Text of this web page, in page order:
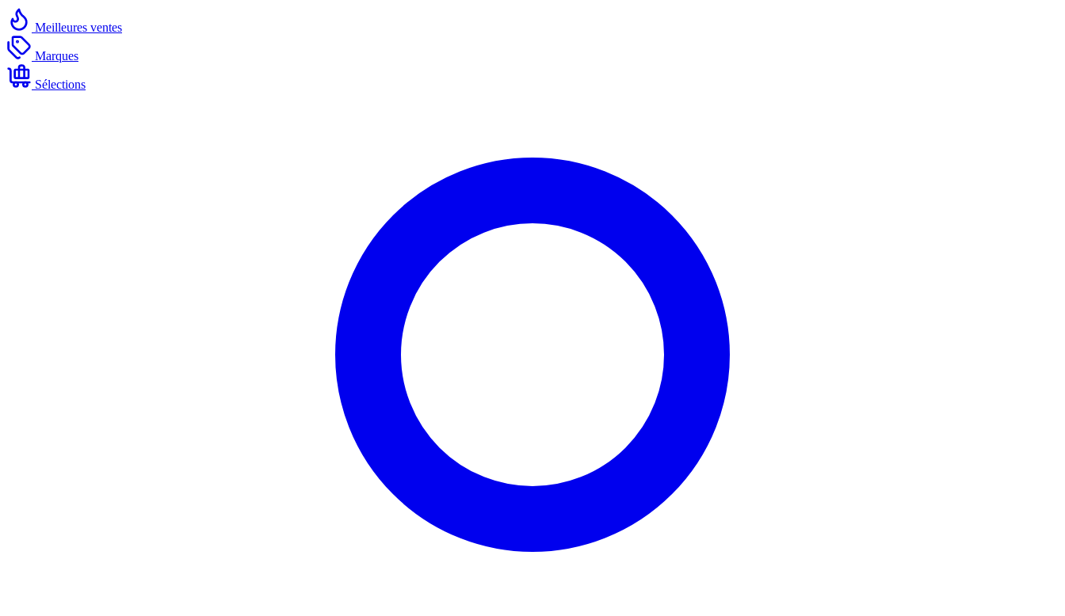
Meilleures ventes
Marques
Sélections